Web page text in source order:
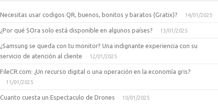
Necesitas usar codigos QR, buenos, bonitos y baratos (Gratix)? 14/01/2025
¿Por qué SOra solo está disponible en algunos países? 13/01/2025
¿Samsung se queda con tu monitor? Una indignante experiencia con su
servicio de atención al cliente
12/01/2025
FileCR.com: ¿Un recurso digital o una operación en la economía gris?
11/01/2025
Cuanto cuesta un Espectaculo de Drones 10/01/2025